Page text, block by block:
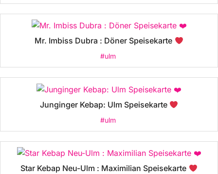
Mr. Imbiss Dubra : Döner Speisekarte
#ulm
Junginger Kebap: Ulm Speisekarte
#ulm
Star Kebap Neu-Ulm : Maximilian Speisekarte